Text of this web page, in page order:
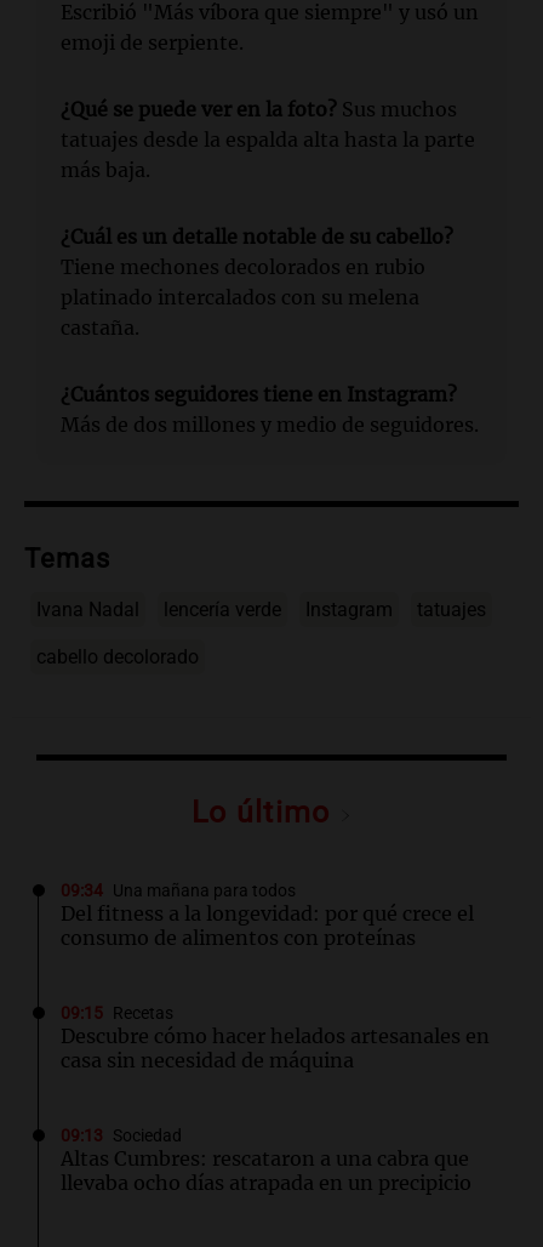
Escribió "Más víbora que siempre" y usó un
emoji de serpiente.
¿Qué se puede ver en la foto? Sus muchos
tatuajes desde la espalda alta hasta la parte
más baja.
¿Cuál es un detalle notable de su cabello?
Tiene mechones decolorados en rubio
platinado intercalados con su melena
castaña.
¿Cuántos seguidores tiene en Instagram?
Más de dos millones y medio de seguidores.
Temas
Ivana Nadal lencería verde Instagram tatuajes
cabello decolorado
Lo último
09:34 Una mañana para todos
Del fitness a la longevidad: por qué crece el
consumo de alimentos con proteínas
09:15 Recetas
Descubre cómo hacer helados artesanales en
casa sin necesidad de máquina
09:13 Sociedad
Altas Cumbres: rescataron a una cabra que
llevaba ocho días atrapada en un precipicio